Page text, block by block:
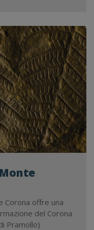
Corona offre una
del Corona
Pramollo)